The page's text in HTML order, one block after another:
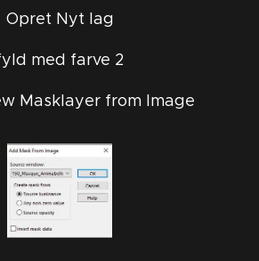
Opret Nyt lag
med farve 2
Masklayer from Image